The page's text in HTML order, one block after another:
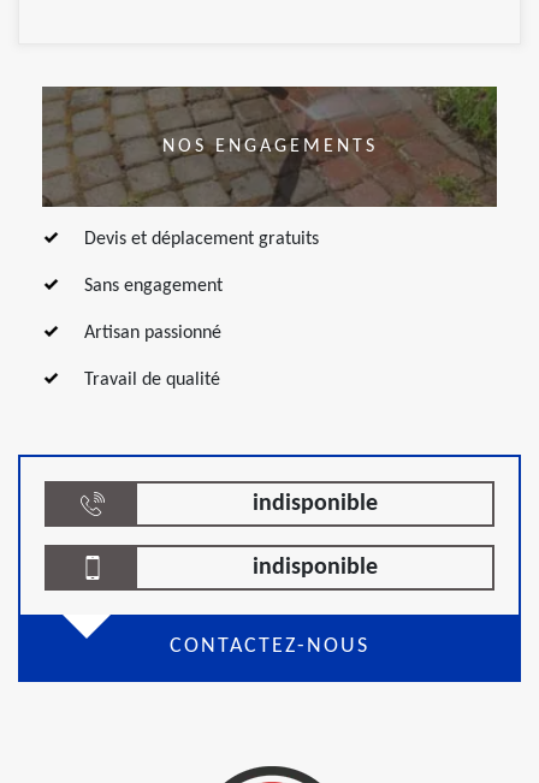
NOS ENGAGEMENTS
Devis et déplacement gratuits
Sans engagement
Artisan passionné
Travail de qualité
indisponible
indisponible
CONTACTEZ-NOUS